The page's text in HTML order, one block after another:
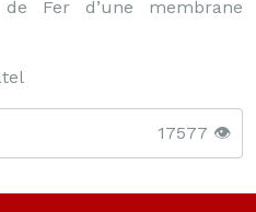
Fer d’une membrane
17577 👁️